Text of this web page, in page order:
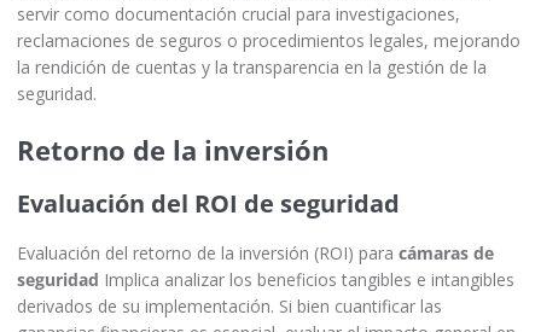
servir como documentación crucial para investigaciones,
reclamaciones de seguros o procedimientos legales, mejorando
la rendición de cuentas y la transparencia en la gestión de la
seguridad.
Retorno de la inversión
Evaluación del ROI de seguridad
Evaluación del retorno de la inversión (ROI) para cámaras de
seguridad Implica analizar los beneficios tangibles e intangibles
derivados de su implementación. Si bien cuantificar las